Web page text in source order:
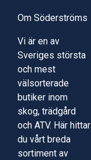
Om Söderströms
Vi är en av
Sveriges största
och mest
välsorterade
butiker inom
skog, trädgård
och ATV. Här hittar
du vårt breda
sortiment av